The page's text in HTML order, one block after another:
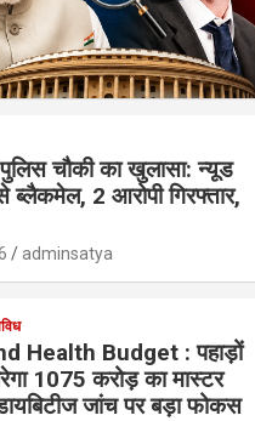
चौकी का खुलासा: न्यूड
ब्लैकमेल, 2 आरोपी गिरफ्तार,
adminsatya
Health Budget : पहाड़ों
1075 करोड़ का मास्टर
जांच पर बड़ा फोकस